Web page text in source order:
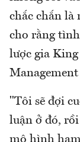
chắc chắn là
cho rằng
lược gia King
"Tôi sẽ đợi
luận ở đó,